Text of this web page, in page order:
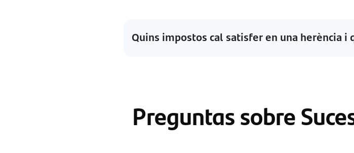
Quins impostos cal satisfer en una herència i
Preguntas sobre